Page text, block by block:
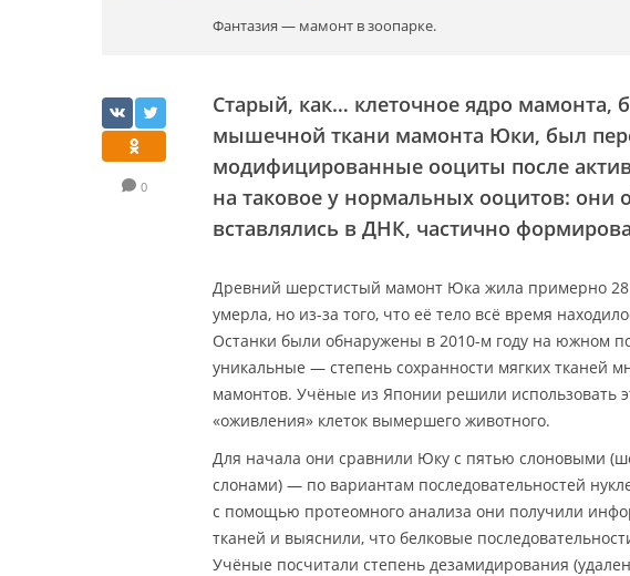
Фантазия — мамонт в зоопарке.
0
Старый, как… клеточное ядро мамонта,
мышечной ткани мамонта Юки, был
модифицированные ооциты после
на таковое у нормальных ооцитов: они
вставлялись в ДНК, частично
Древний шерстистый мамонт Юка жила примерно 28
умерла, но из-за того, что её тело всё время
Останки были обнаружены в 2010-м году на южном
уникальные — степень сохранности мягких тканей
мамонтов. Учёные из Японии решили использовать
«оживления» клеток вымершего животного.
Для начала они сравнили Юку с пятью слоновыми
слонами) — по вариантам последовательностей
с помощью протеомного анализа они получили
тканей и выяснили, что белковые
Учёные посчитали степень дезамидирования